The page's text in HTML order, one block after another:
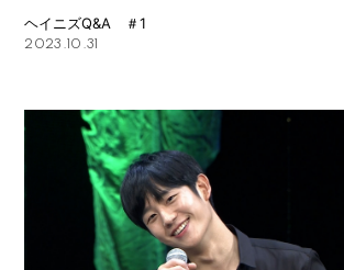
ヘイニズQ&A ＃1
2023.10.31